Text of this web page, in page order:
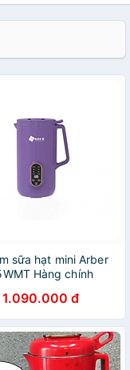
sữa hạt mini Arber
Hàng chính
1.090.000 đ